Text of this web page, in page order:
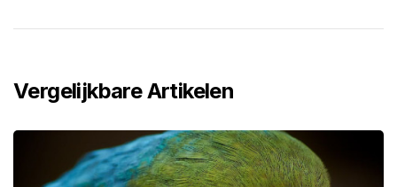
Vergelijkbare Artikelen